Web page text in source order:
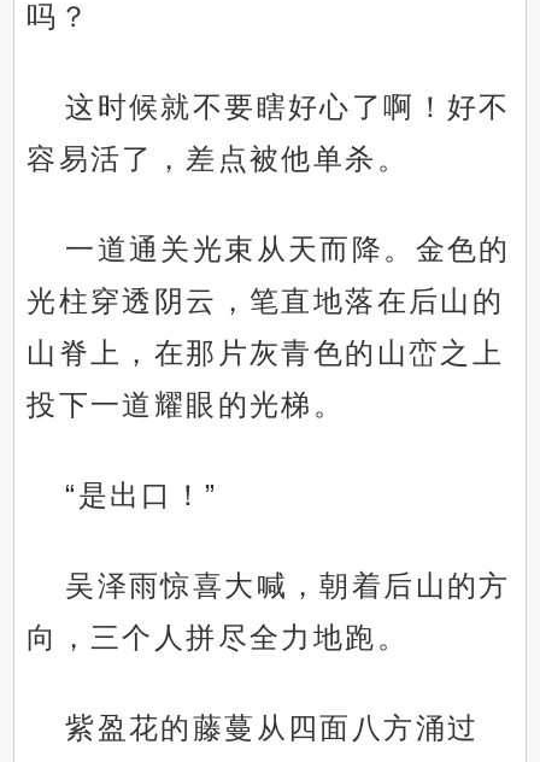
吗？
这时候就不要瞎好心了啊！好不
容易活了，差点被他单杀。
一道通关光束从天而降。金色的
光柱穿透阴云，笔直地落在后山的
山脊上，在那片灰青色的山峦之上
投下一道耀眼的光梯。
“是出口！”
吴泽雨惊喜大喊，朝着后山的方
向，三个人拼尽全力地跑。
紫盈花的藤蔓从四面八方涌过